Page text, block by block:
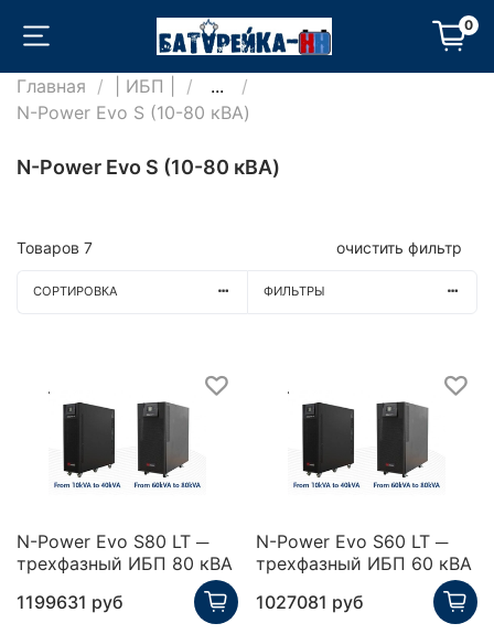
0
Главная | ИБП |
...
N-Power Evo S (10-80 кВА)
N-Power Evo S (10-80 кВА)
Товаров 7 очистить фильтр
СОРТИРОВКА ФИЛЬТРЫ
N-Power Evo S80 LT ─
трехфазный ИБП 80 кВА
1199631 руб
N-Power Evo S60 LT ─
трехфазный ИБП 60 кВА
1027081 руб